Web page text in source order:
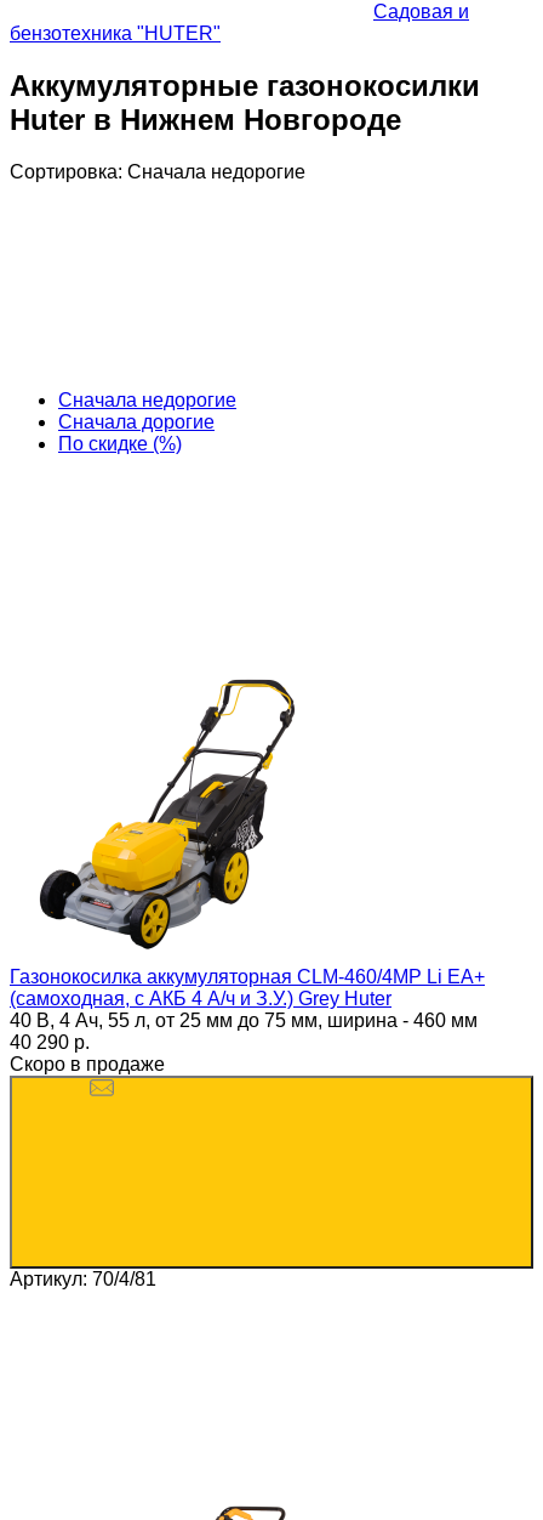
Садовая и
бензотехника "HUTER"
Аккумуляторные газонокосилки
Huter в Нижнем Новгороде
Сортировка: Cначала недорогие
Cначала недорогие
Cначала дорогие
По скидке (%)
Газонокосилка аккумуляторная CLM-460/4MP Li ЕА+
(самоходная, с АКБ 4 А/ч и З.У.) Grey Huter
40 В, 4 Ач, 55 л, от 25 мм до 75 мм, ширина - 460 мм
40 290 p.
Скоро в продаже
Артикул: 70/4/81